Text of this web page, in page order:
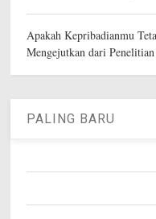
Apakah Kepribadianmu
Mengejutkan dari
PALING BARU